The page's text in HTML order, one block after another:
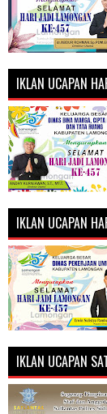
IKLAN UCAPAN
IKLAN UCAPAN
IKLAN UCAPAN